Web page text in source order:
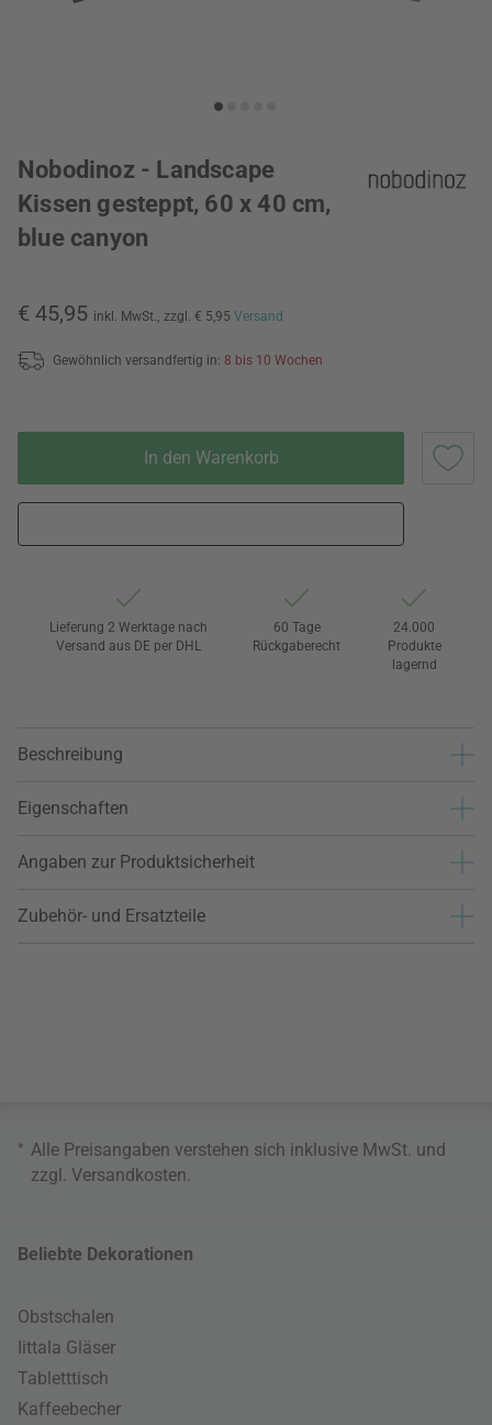
Nobodinoz - Landscape
Kissen gesteppt, 60 x 40 cm,
blue canyon
€ 45,95 inkl. MwSt., zzgl. € 5,95 Versand
Gewöhnlich versandfertig in: 8 bis 10 Wochen
In den Warenkorb
Lieferung 2 Werktage nach
Versand aus DE per DHL
60 Tage
Rückgaberecht
24.000
Produkte
lagernd
Beschreibung
Eigenschaften
Angaben zur Produktsicherheit
Zubehör- und Ersatzteile
* Alle Preisangaben verstehen sich inklusive MwSt. und
zzgl. Versandkosten
Beliebte Dekorationen
Obstschalen
Iittala Gläser
Tabletttisch
Kaffeebecher